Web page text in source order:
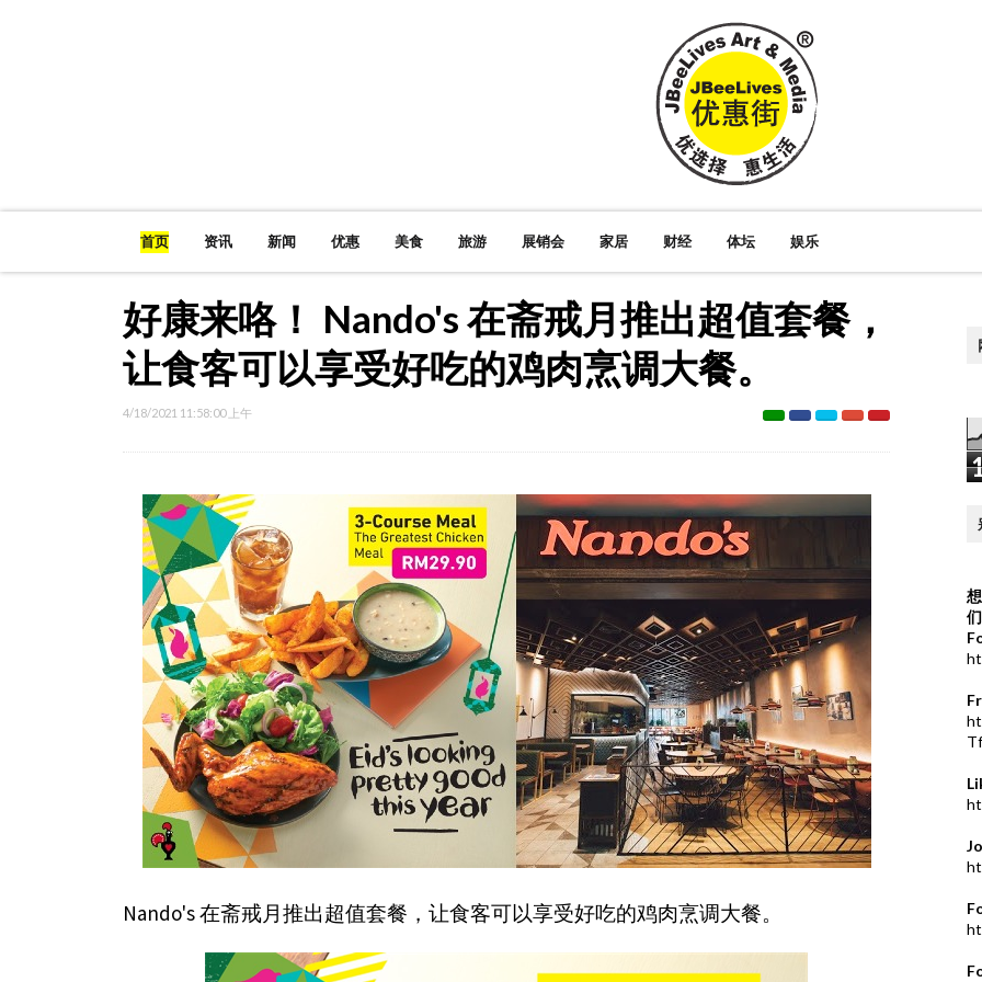
首页 资讯 新闻 优惠 美食 旅游 展销会 家居 财经 体坛 娱乐
好康来咯！ Nando's 在斋戒月推出超值套餐，
让食客可以享受好吃的鸡肉烹调大餐。
4/18/2021 11:58:00 上午
Nando's 在斋戒月推出超值套餐，让食客可以享受好吃的鸡肉烹调大餐。